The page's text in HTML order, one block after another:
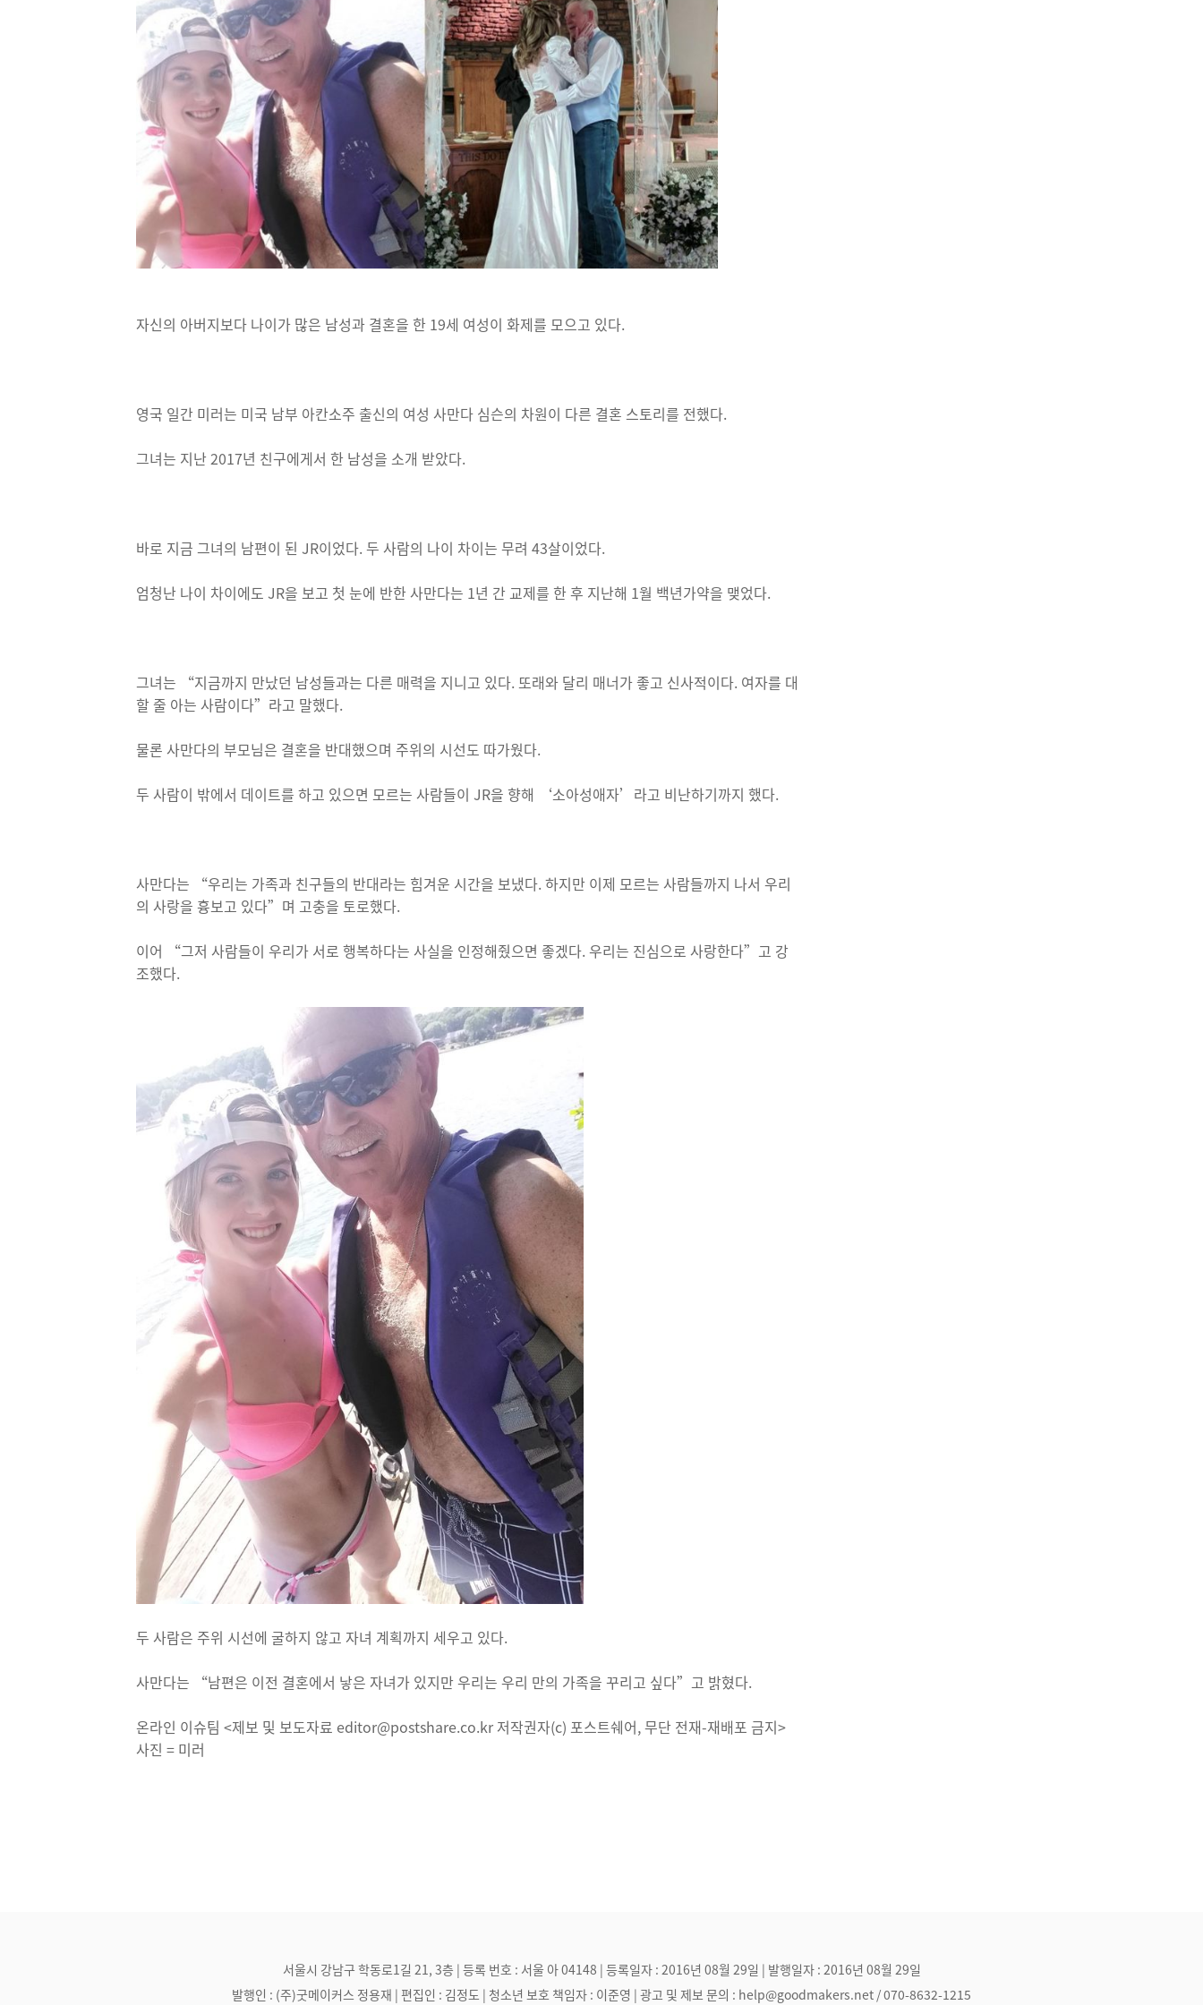
자신의 아버지보다 나이가 많은 남성과 결혼을 한 19세 여성이 화제를 모으고 있다.
영국 일간 미러는 미국 남부 아칸소주 출신의 여성 사만다 심슨의 차원이 다른 결혼 스토리를 전했다.
그녀는 지난 2017년 친구에게서 한 남성을 소개 받았다.
바로 지금 그녀의 남편이 된 JR이었다. 두 사람의 나이 차이는 무려 43살이었다.
엄청난 나이 차이에도 JR을 보고 첫 눈에 반한 사만다는 1년 간 교제를 한 후 지난해 1월 백년가약을 맺었다.
그녀는 “지금까지 만났던 남성들과는 다른 매력을 지니고 있다. 또래와 달리 매너가 좋고 신사적이다. 여자를 대
할 줄 아는 사람이다”라고 말했다.
물론 사만다의 부모님은 결혼을 반대했으며 주위의 시선도 따가웠다.
두 사람이 밖에서 데이트를 하고 있으면 모르는 사람들이 JR을 향해 ‘소아성애자’라고 비난하기까지 했다.
사만다는 “우리는 가족과 친구들의 반대라는 힘겨운 시간을 보냈다. 하지만 이제 모르는 사람들까지 나서 우리
의 사랑을 흉보고 있다”며 고충을 토로했다.
이어 “그저 사람들이 우리가 서로 행복하다는 사실을 인정해줬으면 좋겠다. 우리는 진심으로 사랑한다”고 강
조했다.
두 사람은 주위 시선에 굴하지 않고 자녀 계획까지 세우고 있다.
사만다는 “남편은 이전 결혼에서 낳은 자녀가 있지만 우리는 우리 만의 가족을 꾸리고 싶다”고 밝혔다.
온라인 이슈팀 <제보 및 보도자료 editor@postshare.co.kr 저작권자(c) 포스트쉐어, 무단 전재-재배포 금지>
사진 = 미러
서울시 강남구 학동로1길 21, 3층 | 등록 번호 : 서울 아 04148 | 등록일자 : 2016년 08월 29일 | 발행일자 : 2016년 08월 29일
발행인 : (주)굿메이커스 정용재 | 편집인 : 김정도 | 청소년 보호 책임자 : 이준영 | 광고 및 제보 문의 : help@goodmakers.net / 070-8632-1215